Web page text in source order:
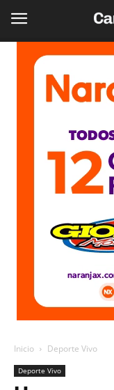
Inicio Deporte Vivo
Deporte Vivo